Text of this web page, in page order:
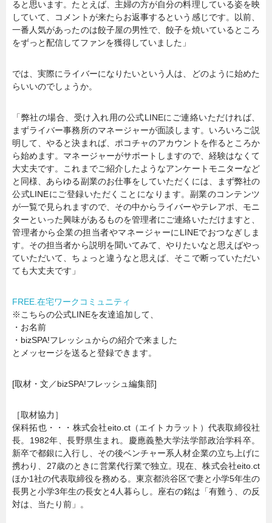
ると思います。たとえば、主婦の方が自分の料理している姿を映
していて、コメントが来たらお返事するという感じです。以前、
一番人気があったのは餃子屋の男性で、餃子を焼いているところ
をずっと配信してファンを獲得していました」
では、実際にライバーになりたいという人は、どのように始めた
らいいのでしょうか。
「弊社の場合、受け入れ用の公式LINEにご連絡いただければ、
まずライバー事務所のマネージャーが面談します。いろいろご説
明して、やると決まれば、ポコチャのアカウントを作るところか
ら始めます。マネージャーがサポートしますので、経験はなくて
大丈夫です。これまでご紹介したようなアンケートモニターなど
と同様、あらゆる副業のお仕事をしていただくには、まず弊社の
公式LINEにご登録いただくことになります。副業のコンテンツ
が一覧で見られますので、その中からライバーやテレアポ、モニ
ターといった興味があるものを管理者にご連絡いただけますと、
管理者から企業の担当者やマネージャーにLINEでおつなぎしま
す。その担当者から説明を聞いてみて、やりたいなと思えばやっ
ていただいて、ちょっと違うなと思えば、そこで断っていただい
ても大丈夫です」
FREE.在宅ワークコミュニティ
※こちらの公式LINEを友達追加して、
・お名前
・bizSPA!フレッシュからの紹介で来ました
とメッセージを送ると登録できます。
[取材・文／bizSPA!フレッシュ編集部]
［取材協力］
保科拓也・・・株式会社eito.ct（エイトカラット）代表取締役社
長。1982年、長野県生まれ。慶應義塾大学法学部政治学科卒。
新卒で都銀に入行し、その後ベンチャー系人材企業の立ち上げに
携わり、27歳のときに営業代行業で独立。現在、株式会社eito.ct
ほか1社の代表取締役を務める。東京都渋谷区で妻と小学5年生の
長男と小学3年生の長女と4人暮らし。座右の銘は「有難う、の反
対は、当たり前」。